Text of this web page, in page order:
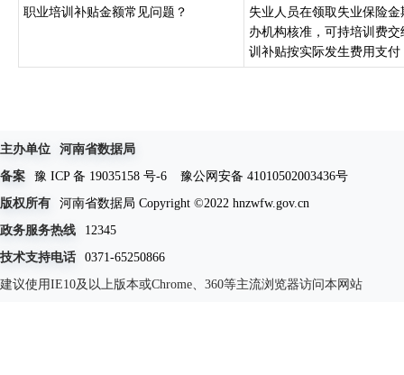
职业培训补贴金额常见问题？
失业人员在领取失业保险
办机构核准，可持培训费
训补贴按实际发生费用支
主办单位
河南省数据局
备案
豫 ICP 备 19035158 号-6
豫公网安备 41010502003436号
版权所有
河南省数据局 Copyright ©2022 hnzwfw.gov.cn
政务服务热线
12345
技术支持电话
0371-65250866
建议使用IE10及以上版本或Chrome、360等主流浏览器访问本网站